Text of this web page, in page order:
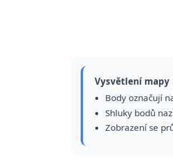
Vysvětlení mapy
Body označují
Shluky bodů
Zobrazení se